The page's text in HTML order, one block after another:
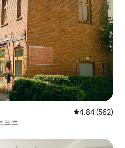
평점 4.84점(5
4.84 (562)
프트